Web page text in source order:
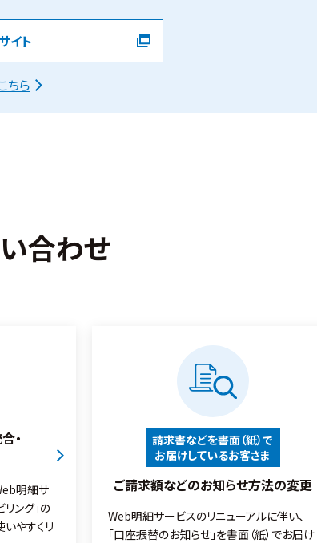
イト
ちら
合わせ
・
明細サ
ング」の
やすくリ
請求書などを書面（紙）で
お届けしているお客さま
ご請求額などのお知らせ方法の変更
Web明細サービスのリニューアルに伴い、
「口座振替のお知らせ」を書面（紙）でお届け